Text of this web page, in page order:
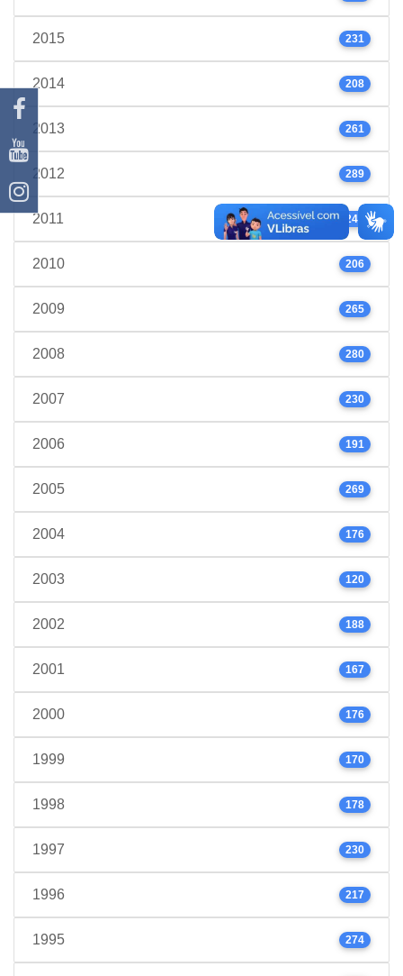
2015 231
2014 208
2013 261
2012 289
2011 245
2010 206
2009 265
2008 280
2007 230
2006 191
2005 269
2004 176
2003 120
2002 188
2001 167
2000 176
1999 170
1998 178
1997 230
1996 217
1995 274